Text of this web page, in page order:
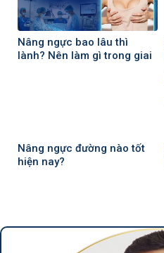
Nâng ngực bao lâu thì
lành? Nên làm gì trong giai
Nâng ngực đường nào tốt
hiện nay?